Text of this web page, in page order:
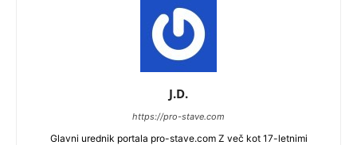
J.D.
https://pro-stave.com
Glavni urednik portala pro-stave.com Z več kot 17-letnimi